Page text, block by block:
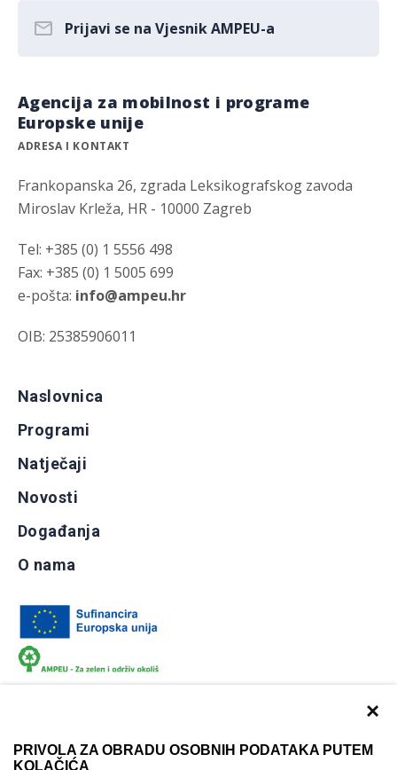
×
PRIVOLA ZA OBRADU OSOBNIH PODATAKA PUTEM
KOLAČIĆA
Prijavi se na Vjesnik AMPEU-a
Agencija za mobilnost i programe
Europske unije
ADRESA I KONTAKT
Frankopanska 26, zgrada Leksikografskog zavoda
Miroslav Krleža, HR - 10000 Zagreb
Tel: +385 (0) 1 5556 498
Fax: +385 (0) 1 5005 699
e-pošta: info@ampeu.hr
OIB: 25385906011
Naslovnica
Programi
Natječaji
Novosti
Događanja
O nama